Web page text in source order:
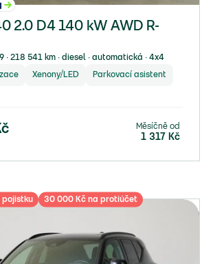
2.0 D4 140 kW AWD R-
∙ 218 541 km ∙ diesel ∙ automatická ∙ 4x4
Xenony/LED Parkovací asistent
Měsíčně od
1 317 Kč
pojistku 30 000 Kč na protiúčet